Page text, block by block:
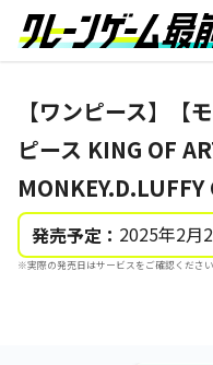
【ワンピース】【
ピース KING OF
発売予定： 2025年2月
※実際の発売日はサービスをご確認ください